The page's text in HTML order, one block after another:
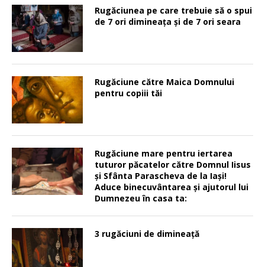
Rugăciunea pe care trebuie să o spui
de 7 ori dimineața și de 7 ori seara
Rugăciune către Maica Domnului
pentru copiii tăi
Rugăciune mare pentru iertarea
tuturor păcatelor către Domnul Iisus
şi Sfânta Parascheva de la Iaşi!
Aduce binecuvântarea şi ajutorul lui
Dumnezeu în casa ta:
3 rugăciuni de dimineață